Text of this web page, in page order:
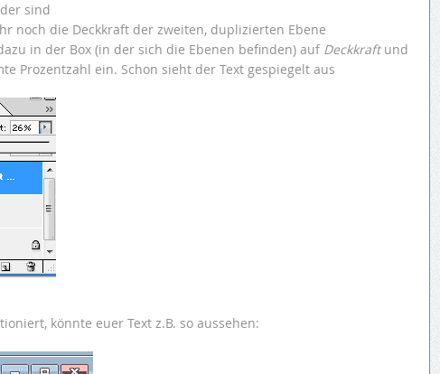
sind
noch die Deckkraft der zweiten, duplizierten Ebene
in der Box (in der sich die Ebenen befinden) auf Deckkraftund
Prozentzahl ein. Schon sieht der Text gespiegelt aus
könnte euer Text z.B. so aussehen: